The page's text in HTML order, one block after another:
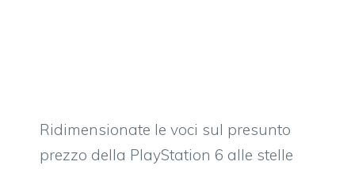
Ridimensionate le voci sul presunto
prezzo della PlayStation 6 alle stelle